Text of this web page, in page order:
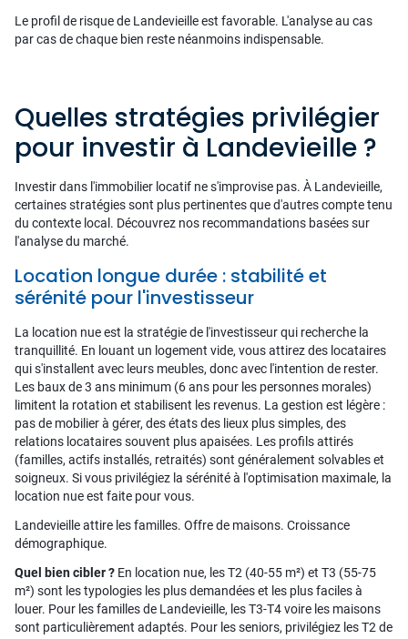
Le profil de risque de Landevieille est favorable. L'analyse au cas
par cas de chaque bien reste néanmoins indispensable.
Quelles stratégies privilégier
pour investir à Landevieille ?
Investir dans l'immobilier locatif ne s'improvise pas. À Landevieille,
certaines stratégies sont plus pertinentes que d'autres compte tenu
du contexte local. Découvrez nos recommandations basées sur
l'analyse du marché.
Location longue durée : stabilité et
sérénité pour l'investisseur
La location nue est la stratégie de l'investisseur qui recherche la
tranquillité. En louant un logement vide, vous attirez des locataires
qui s'installent avec leurs meubles, donc avec l'intention de rester.
Les baux de 3 ans minimum (6 ans pour les personnes morales)
limitent la rotation et stabilisent les revenus. La gestion est légère :
pas de mobilier à gérer, des états des lieux plus simples, des
relations locataires souvent plus apaisées. Les profils attirés
(familles, actifs installés, retraités) sont généralement solvables et
soigneux. Si vous privilégiez la sérénité à l'optimisation maximale, la
location nue est faite pour vous.
Landevieille attire les familles. Offre de maisons. Croissance
démographique.
Quel bien cibler ? En location nue, les T2 (40-55 m²) et T3 (55-75
m²) sont les typologies les plus demandées et les plus faciles à
louer. Pour les familles de Landevieille, les T3-T4 voire les maisons
sont particulièrement adaptés. Pour les seniors, privilégiez les T2 de